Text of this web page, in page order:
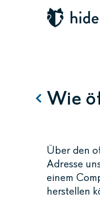
Wie
Über den
Adresse
einem
herstellen